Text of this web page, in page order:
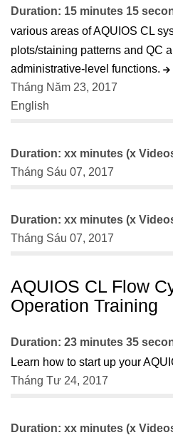
Duration: 15 minutes 15
various areas of AQUIOS CL
plots/staining patterns and QC
administrative-level functions.
Tháng Năm 23, 2017
English
Duration: xx minutes (x
Tháng Sáu 07, 2017
Duration: xx minutes (x
Tháng Sáu 07, 2017
AQUIOS CL Flow
Operation Training
Duration: 23 minutes 35
Learn how to start up your
Tháng Tư 24, 2017
Duration: xx minutes (x